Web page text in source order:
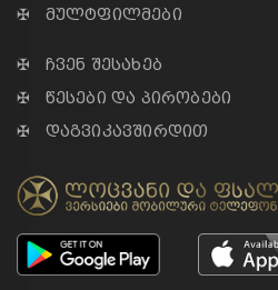
✠ მულტფილმები
✠ ჩვენ შესახებ
✠ წესები და პირობები
✠ დაგვიკავშირდით